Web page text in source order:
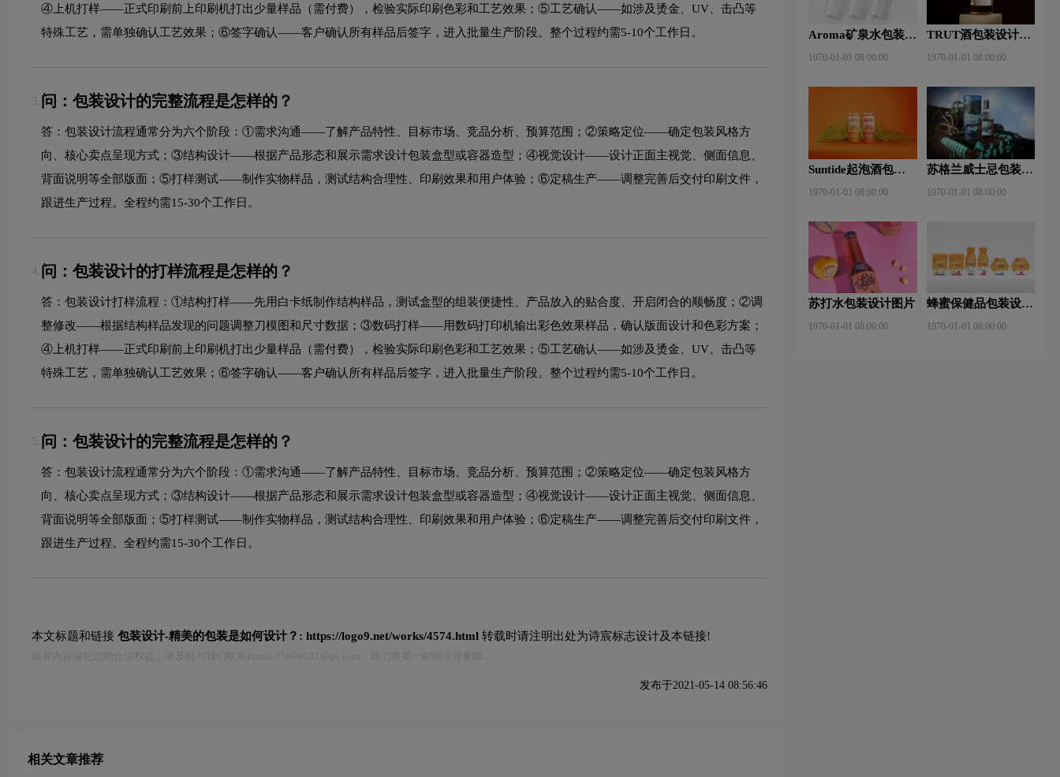
④上机打样——正式印刷前上印刷机打出少量样品（需付费），检验实际印刷色彩和工艺效果；⑤工艺确认——如涉及烫金、UV、击凸等
特殊工艺，需单独确认工艺效果；⑥签字确认——客户确认所有样品后签字，进入批量生产阶段。整个过程约需5-10个工作日。
3. 问：包装设计的完整流程是怎样的？
答：包装设计流程通常分为六个阶段：①需求沟通——了解产品特性、目标市场、竞品分析、预算范围；②策略定位——确定包装风格方
向、核心卖点呈现方式；③结构设计——根据产品形态和展示需求设计包装盒型或容器造型；④视觉设计——设计正面主视觉、侧面信息、
背面说明等全部版面；⑤打样测试——制作实物样品，测试结构合理性、印刷效果和用户体验；⑥定稿生产——调整完善后交付印刷文件，
跟进生产过程。全程约需15-30个工作日。
4. 问：包装设计的打样流程是怎样的？
答：包装设计打样流程：①结构打样——先用白卡纸制作结构样品，测试盒型的组装便捷性、产品放入的贴合度、开启闭合的顺畅度；②调
整修改——根据结构样品发现的问题调整刀模图和尺寸数据；③数码打样——用数码打印机输出彩色效果样品，确认版面设计和色彩方案；
④上机打样——正式印刷前上印刷机打出少量样品（需付费），检验实际印刷色彩和工艺效果；⑤工艺确认——如涉及烫金、UV、击凸等
特殊工艺，需单独确认工艺效果；⑥签字确认——客户确认所有样品后签字，进入批量生产阶段。整个过程约需5-10个工作日。
5. 问：包装设计的完整流程是怎样的？
答：包装设计流程通常分为六个阶段：①需求沟通——了解产品特性、目标市场、竞品分析、预算范围；②策略定位——确定包装风格方
向、核心卖点呈现方式；③结构设计——根据产品形态和展示需求设计包装盒型或容器造型；④视觉设计——设计正面主视觉、侧面信息、
背面说明等全部版面；⑤打样测试——制作实物样品，测试结构合理性、印刷效果和用户体验；⑥定稿生产——调整完善后交付印刷文件，
跟进生产过程。全程约需15-30个工作日。
本文标题和链接 包装设计-精美的包装是如何设计？: https://logo9.net/works/4574.html 转载时请注明出处为诗宸标志设计及本链接!
发布于2021-05-14 08:56:46
相关文章推荐
Aroma矿泉水包装设
1970-01-01 08:00:00
TRUT酒包装设计图
1970-01-01 08:00:00
Suntide起泡酒包装
1970-01-01 08:00:00
苏格兰威士忌包装设
1970-01-01 08:00:00
苏打水包装设计图片
1970-01-01 08:00:00
蜂蜜保健品包装设计
1970-01-01 08:00:00